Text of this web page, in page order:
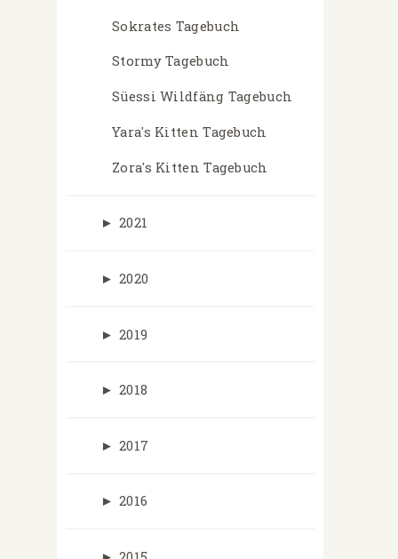
Sokrates Tagebuch
Stormy Tagebuch
Süessi Wildfäng Tagebuch
Yara's Kitten Tagebuch
Zora's Kitten Tagebuch
► 2021
► 2020
► 2019
► 2018
► 2017
► 2016